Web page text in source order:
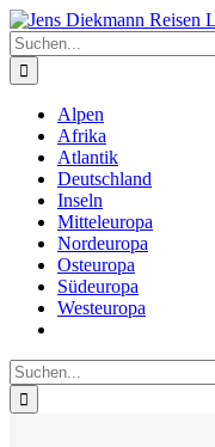
Zum
Inhalt
springen
Suche
nach:
Alpen
Afrika
Atlantik
Deutschland
Inseln
Mitteleuropa
Nordeuropa
Osteuropa
Südeuropa
Westeuropa
Suche
nach: